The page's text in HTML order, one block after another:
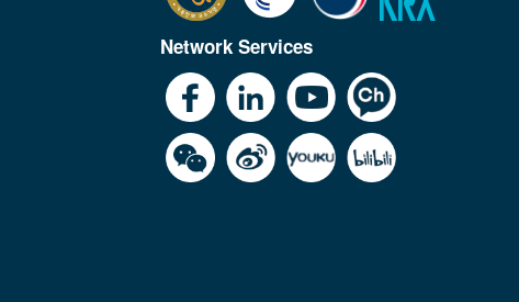
Network Services